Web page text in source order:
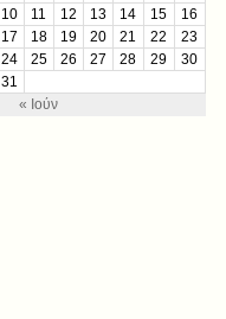
« Ιούν
10
11 12 13 14 15
16
17
18 19 20 21 22
23
24
25 26 27 28 29
30
31